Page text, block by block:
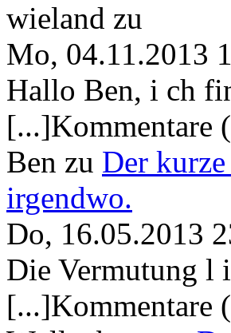
wieland zu
Mo, 04.11.2013
Hallo Ben, i ch
[...]Kommentare
Ben zu Der
irgendwo.
Do, 16.05.2013
Die Vermutung l
[...]Kommentare